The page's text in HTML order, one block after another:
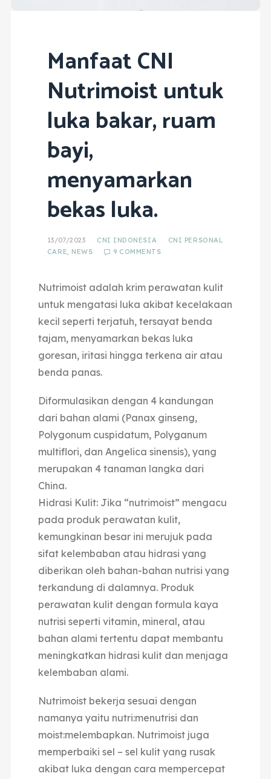
Manfaat CNI
Nutrimoist untuk
luka bakar, ruam
bayi,
menyamarkan
bekas luka.
13/07/2023 CNI INDONESIA
CNI PERSONAL
CARE, NEWS 9 COMMENTS
Nutrimoist adalah krim perawatan kulit
untuk mengatasi luka akibat kecelakaan
kecil seperti terjatuh, tersayat benda
tajam, menyamarkan bekas luka
goresan, iritasi hingga terkena air atau
benda panas.
Diformulasikan dengan 4 kandungan
dari bahan alami (Panax ginseng,
Polygonum cuspidatum, Polyganum
multiflori, dan Angelica sinensis), yang
merupakan 4 tanaman langka dari
China.
Hidrasi Kulit: Jika “nutrimoist” mengacu
pada produk perawatan kulit,
kemungkinan besar ini merujuk pada
sifat kelembaban atau hidrasi yang
diberikan oleh bahan-bahan nutrisi yang
terkandung di dalamnya. Produk
perawatan kulit dengan formula kaya
nutrisi seperti vitamin, mineral, atau
bahan alami tertentu dapat membantu
meningkatkan hidrasi kulit dan menjaga
kelembaban alami.
Nutrimoist bekerja sesuai dengan
namanya yaitu nutri:menutrisi dan
moist:melembapkan. Nutrimoist juga
memperbaiki sel – sel kulit yang rusak
akibat luka dengan cara mempercepat